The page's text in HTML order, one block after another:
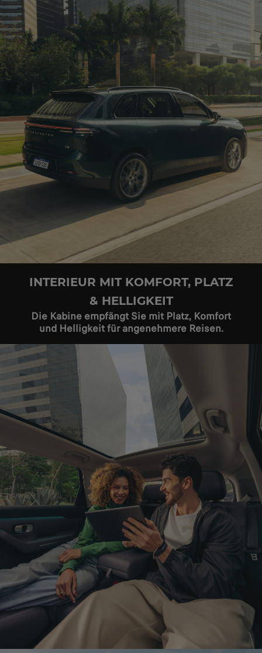
INTERIEUR MIT KOMFORT, PLATZ
& HELLIGKEIT
Die Kabine empfängt Sie mit Platz, Komfort
und Helligkeit für angenehmere Reisen.